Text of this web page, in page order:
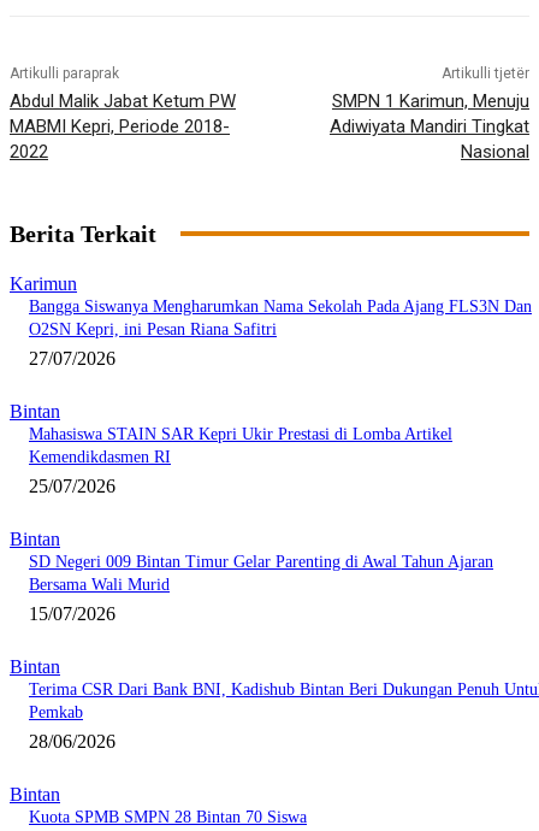
Artikulli paraprak
Abdul Malik Jabat Ketum PW
MABMI Kepri, Periode 2018-
2022
Artikulli tjetër
SMPN 1 Karimun, Menuju
Adiwiyata Mandiri Tingkat
Nasional
Berita Terkait
Karimun
Bangga Siswanya Mengharumkan Nama Sekolah Pada Ajang FLS3N Dan
O2SN Kepri, ini Pesan Riana Safitri
27/07/2026
Bintan
Mahasiswa STAIN SAR Kepri Ukir Prestasi di Lomba Artikel
Kemendikdasmen RI
25/07/2026
Bintan
SD Negeri 009 Bintan Timur Gelar Parenting di Awal Tahun Ajaran
Bersama Wali Murid
15/07/2026
Bintan
Terima CSR Dari Bank BNI, Kadishub Bintan Beri Dukungan Penuh
Pemkab
28/06/2026
Bintan
Kuota SPMB SMPN 28 Bintan 70 Siswa